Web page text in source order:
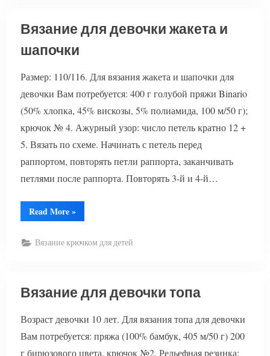
Вязание для девочки жакета и
шапочки
Размер: 110/116. Для вязания жакета и шапочки для
девочки Вам потребуется: 400 г голубой пряжи Binario
(50% хлопка, 45% вискозы, 5% полиамида, 100 м/50 г);
крючок № 4. Ажурный узор: число петель кратно 12 +
5. Вязать по схеме. Начинать с петель перед
раппортом, повторять петли раппорта, заканчивать
петлями после раппорта. Повторять 3-й и 4-й…
Read More“Вязание
для
и
»
Вязание крючком для детей
Вязание для девочки топа
Возраст девочки 10 лет. Для вязания топа для девочки
Вам потребуется: пряжа (100% бамбук, 405 м/50 г) 200
г бирюзового цвета, крючок №2. Рельефная резинка: